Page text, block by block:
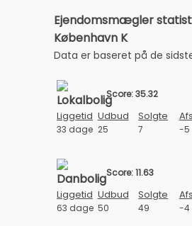
Ejendomsmægler
København K
Data er baseret på de
Score: 35.32
Liggetid Udbud Solgte
33 dage 25 7 -5
Score: 11.63
Liggetid Udbud Solgte
63 dage 50 49 -4